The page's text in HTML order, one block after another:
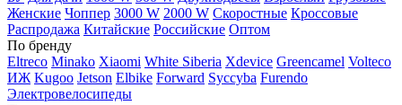
Женские Чоппер 3000 W 2000 W Скоростные Кроссовые
Распродажа Китайские Российские Оптом
По бренду
Eltreco Minako Xiaomi White Siberia Xdevice Greencamel Volteco
ИЖ Kugoo Jetson Elbike Forward Syccyba Furendo
Электровелосипеды